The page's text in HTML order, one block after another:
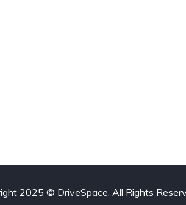
2025 © DriveSpace . All Rights